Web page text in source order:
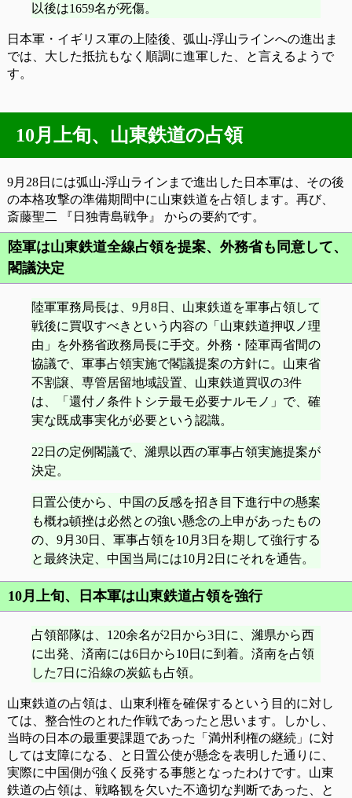
以後は1659名が死傷。
日本軍・イギリス軍の上陸後、弧山‐浮山ラインへの進出ま
では、大した抵抗もなく順調に進軍した、と言えるようで
す。
10月上旬、山東鉄道の占領
9月28日には弧山‐浮山ラインまで進出した日本軍は、その後
の本格攻撃の準備期間中に山東鉄道を占領します。再び、
斎藤聖二 『日独青島戦争』 からの要約です。
陸軍は山東鉄道全線占領を提案、外務省も同意して、
閣議決定
陸軍軍務局長は、9月8日、山東鉄道を軍事占領して
戦後に買収すべきという内容の「山東鉄道押収ノ理
由」を外務省政務局長に手交。外務・陸軍両省間の
協議で、軍事占領実施で閣議提案の方針に。山東省
不割譲、専管居留地域設置、山東鉄道買収の3件
は、「還付ノ条件トシテ最モ必要ナルモノ」で、確
実な既成事実化が必要という認識。
22日の定例閣議で、濰県以西の軍事占領実施提案が
決定。
日置公使から、中国の反感を招き目下進行中の懸案
も概ね頓挫は必然との強い懸念の上申があったもの
の、9月30日、軍事占領を10月3日を期して強行する
と最終決定、中国当局には10月2日にそれを通告。
10月上旬、日本軍は山東鉄道占領を強行
占領部隊は、120余名が2日から3日に、濰県から西
に出発、済南には6日から10日に到着。済南を占領
した7日に沿線の炭鉱も占領。
山東鉄道の占領は、山東利権を確保するという目的に対し
ては、整合性のとれた作戦であったと思います。しかし、
当時の日本の最重要課題であった「満州利権の継続」に対
しては支障になる、と日置公使が懸念を表明した通りに、
実際に中国側が強く反発する事態となったわけです。山東
鉄道の占領は、戦略観を欠いた不適切な判断であった、と